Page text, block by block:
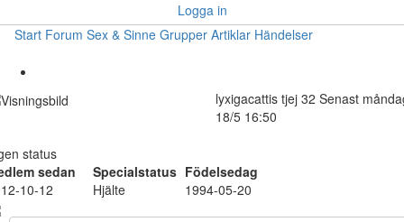
Logga in
Start Forum Sex & Sinne Grupper Artiklar Händelser
lyxigacattis tjej 32 Senast
18/5 16:50
status
sedan
Specialstatus Födelsedag
10-12
Hjälte 1994-05-20